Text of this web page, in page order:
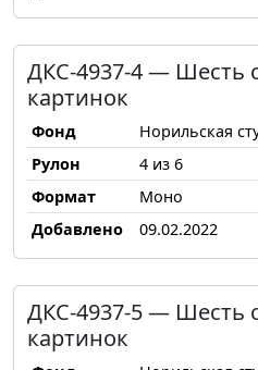
ДКС-4937-4 — Шесть
картинок
Фонд
Норильская
Рулон
4 из 6
Формат
Моно
Добавлено
09.02.2022
ДКС-4937-5 — Шесть
картинок